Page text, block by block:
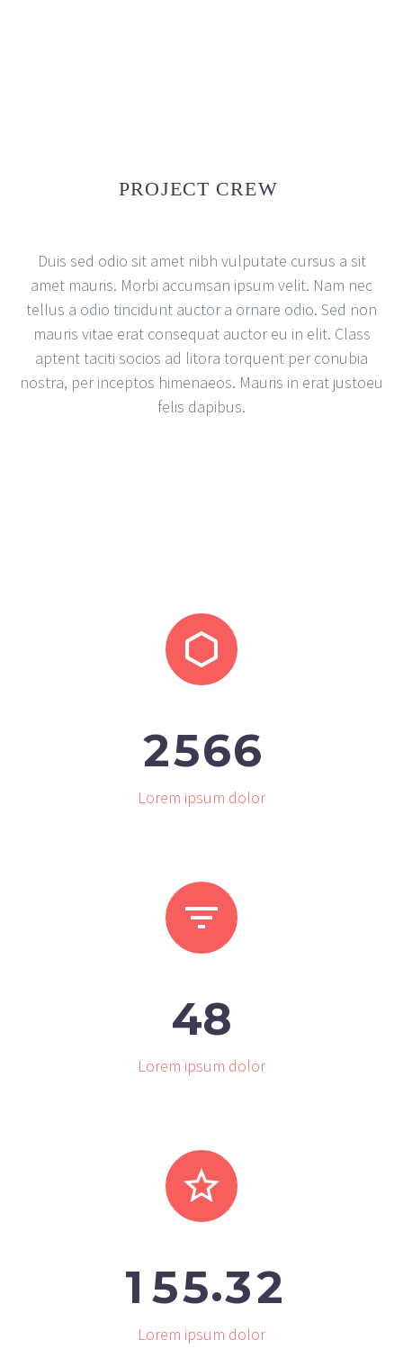
PROJECT CREW
Duis sed odio sit amet nibh vulputate cursus a sit
amet mauris. Morbi accumsan ipsum velit. Nam nec
tellus a odio tincidunt auctor a ornare odio. Sed non
mauris vitae erat consequat auctor eu in elit. Class
aptent taciti socios ad litora torquent per conubia
nostra, per inceptos himenaeos. Mauris in erat justoeu
felis dapibus.


2566
Lorem ipsum dolor


48
Lorem ipsum dolor


1 55.32
Lorem ipsum dolor